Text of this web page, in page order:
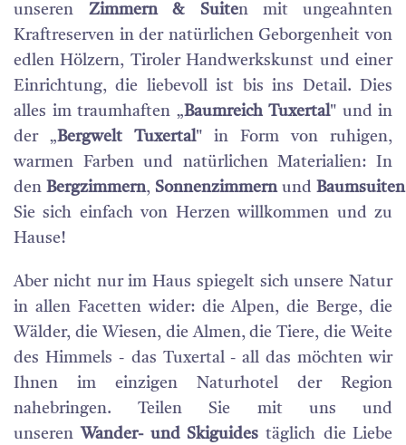
unserenZimmern & Suiten mit ungeahnten
Kraftreserven in der natürlichen Geborgenheit von
edlen Hölzern, Tiroler Handwerkskunst und einer
Einrichtung, die liebevoll ist bis ins Detail. Dies
alles im traumhaften „Baumreich Tuxertal" und in
der „Bergwelt Tuxertal" in Form von ruhigen,
warmen Farben und natürlichen Materialien: In
den Bergzimmern, Sonnenzimmern und
Sie sich einfach von Herzen willkommen und zu
Hause!
Aber nicht nur im Haus spiegelt sich unsere Natur
in allen Facetten wider: die Alpen, die Berge, die
Wälder, die Wiesen, die Almen, die Tiere, die Weite
des Himmels - das Tuxertal - all das möchten wir
Ihnen im einzigen Naturhotel der Region
nahebringen. Teilen Sie mit uns und
unseren Wander- und Skiguides täglich die Liebe